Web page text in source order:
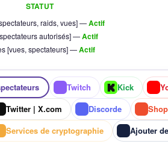
STATUT
raids, vues] —Actif
autorisés] —Actif
[vues, spectateurs] —Actif
Twitch Kick
Twitter | X.com
Discorde
Services de cryptographie
Ajouter